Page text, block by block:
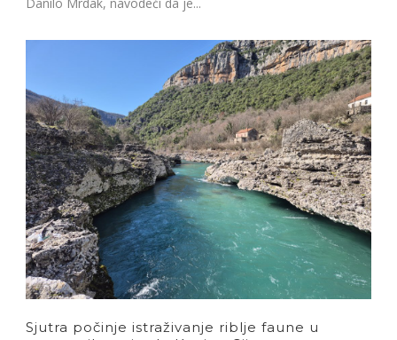
Sjutra počinje istraživanje riblje faune u